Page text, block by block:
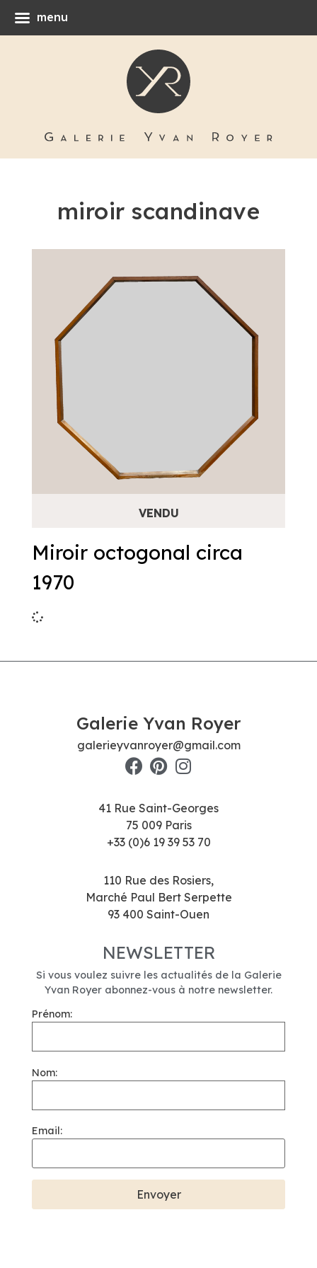
miroir scandinave
Miroir octogonal circa
1970
Galerie Yvan Royer
galerieyvanroyer@gmail.com
41 Rue Saint-Georges
75 009 Paris
+33 (0)6 19 39 53 70
110 Rue des Rosiers,
Marché Paul Bert Serpette
93 400 Saint-Ouen
NEWSLETTER
Si vous voulez suivre les actualités de la Galerie
Yvan Royer abonnez-vous à notre newsletter.
Prénom:
Nom:
Email:
menu